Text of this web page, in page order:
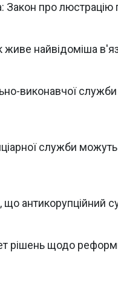
Закон про люстрацію
живе найвідоміша
виконавчої
служби
що антикорупційний
рішень щодо